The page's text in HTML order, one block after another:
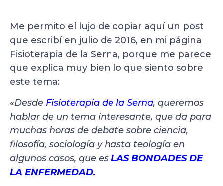
Me permito el lujo de copiar aquí un post
que escribí en julio de 2016, en mi página
Fisioterapia de la Serna, porque me parece
que explica muy bien lo que siento sobre
este tema:
«Desde Fisioterapia de la Serna, queremos
hablar de un tema interesante, que da para
muchas horas de debate sobre ciencia,
filosofía, sociología y hasta teología en
algunos casos, que es LAS BONDADES DE
LA ENFERMEDAD.